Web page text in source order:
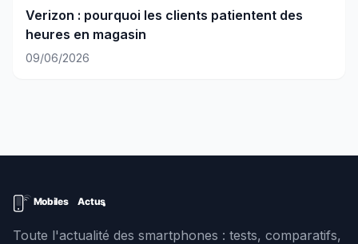
Verizon : pourquoi les clients patientent des
heures en magasin
09/06/2026
Toute l'actualité des smartphones : tests, comparatifs,